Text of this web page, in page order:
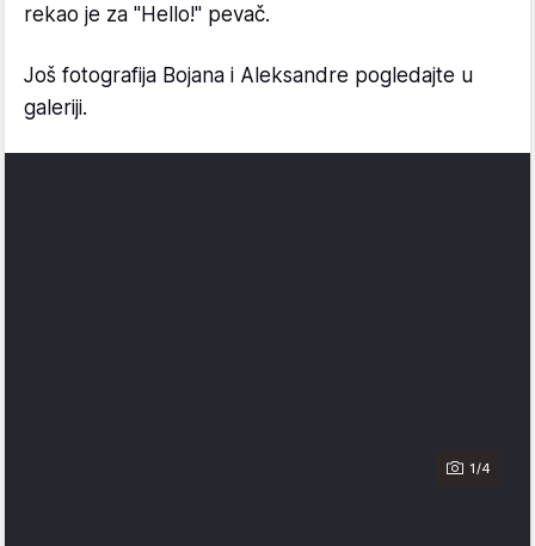
rekao je za "Hello!" pevač.
Još fotografija Bojana i Aleksandre pogledajte u
galeriji.
1/4